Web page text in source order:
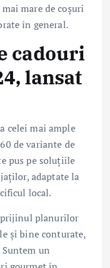
mare de coșuri
în general.
cadouri
lansat
celei mai ample
de variante de
pus pe soluțiile
adaptate la
local.
planurilor
și bine conturate,
un